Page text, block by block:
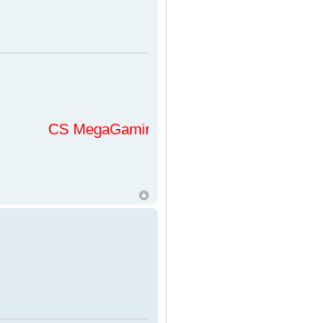
CS MegaGaming във